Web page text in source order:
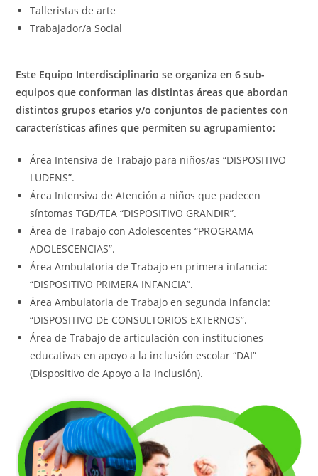
Talleristas de arte
Trabajador/a Social
Este Equipo Interdisciplinario se organiza en 6 sub-
equipos que conforman las distintas áreas que abordan
distintos grupos etarios y/o conjuntos de pacientes con
características afines que permiten su agrupamiento:
Área Intensiva de Trabajo para niños/as “DISPOSITIVO
LUDENS”.
Área Intensiva de Atención a niños que padecen
síntomas TGD/TEA “DISPOSITIVO GRANDIR”.
Área de Trabajo con Adolescentes “PROGRAMA
ADOLESCENCIAS”.
Área Ambulatoria de Trabajo en primera infancia:
“DISPOSITIVO PRIMERA INFANCIA”.
Área Ambulatoria de Trabajo en segunda infancia:
“DISPOSITIVO DE CONSULTORIOS EXTERNOS”.
Área de Trabajo de articulación con instituciones
educativas en apoyo a la inclusión escolar “DAI”
(Dispositivo de Apoyo a la Inclusión).